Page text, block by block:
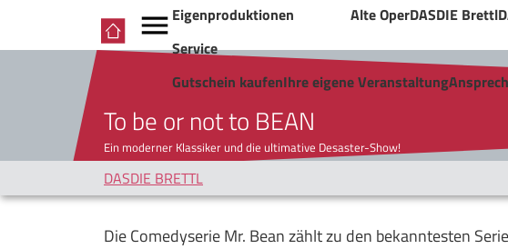
Eigenproduktionen Alte OperDASDIE Brettl
Service
Gutschein kaufenIhre eigene Veranstaltung
To be or not to BEAN
Ein moderner Klassiker und die ultimative Desaster-Show!
DASDIE BRETTL
Die Comedyserie Mr. Bean zählt zu den bekanntesten